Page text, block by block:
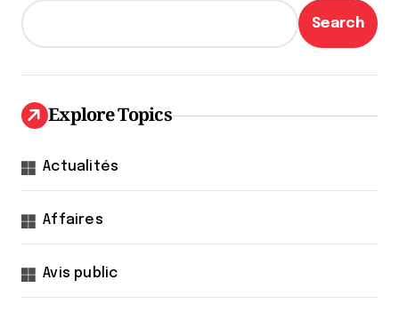
Search
Explore Topics
Actualités
Affaires
Avis public